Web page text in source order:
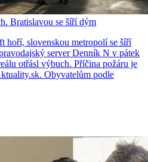
Bratislavou se šíří dým
hoří, slovenskou metropolí se šíří
server Denník N v pátek
otřásl výbuch. Příčina požáru je
Obyvatelům podle